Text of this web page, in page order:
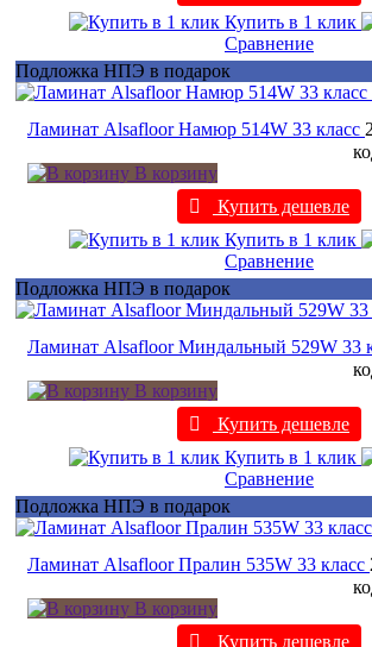
Купить в 1 клик
Сравнение
Подложка НПЭ в подарок
Ламинат Alsafloor Намюр 514W 33 класс
В корзину
Купить дешевле
Купить в 1 клик
Сравнение
Подложка НПЭ в подарок
Ламинат Alsafloor Миндальный 529W 33
В корзину
Купить дешевле
Купить в 1 клик
Сравнение
Подложка НПЭ в подарок
Ламинат Alsafloor Пралин 535W 33 класс
В корзину
Купить дешевле